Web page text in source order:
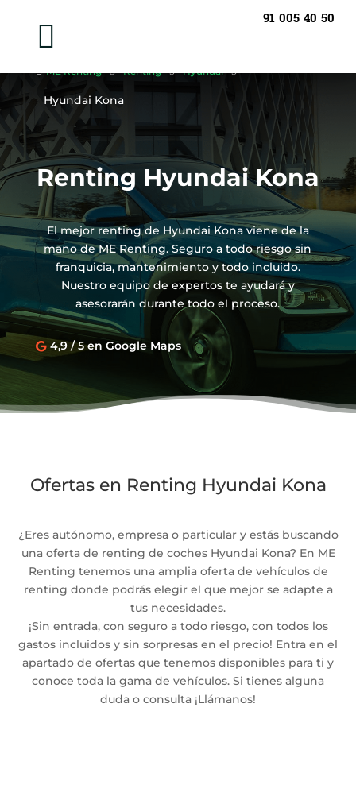

91 005 40 50
 ME Renting 5 Renting 5 Hyundai 5
Hyundai Kona
Renting Hyundai Kona
El mejor renting de Hyundai Kona viene de la
mano de ME Renting. Seguro a todo riesgo sin
franquicia, mantenimiento y todo incluido.
Nuestro equipo de expertos te ayudará y
asesorarán durante todo el proceso.
 4,9 / 5 en Google Maps
Ofertas en Renting Hyundai Kona
¿Eres autónomo, empresa o particular y estás buscando
una oferta de renting de coches Hyundai Kona? En ME
Renting tenemos una amplia oferta de vehículos de
renting donde podrás elegir el que mejor se adapte a
tus necesidades.
¡Sin entrada, con seguro a todo riesgo, con todos los
gastos incluidos y sin sorpresas en el precio! Entra en el
apartado de ofertas que tenemos disponibles para ti y
conoce toda la gama de vehículos. Si tienes alguna
duda o consulta ¡Llámanos!